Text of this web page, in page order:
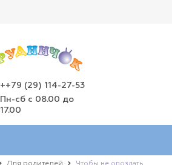
++79 (29) 114-27-53
Пн-сб с 08.00 до
17.00